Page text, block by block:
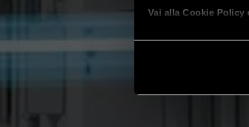
Vai alla Cookie Policy